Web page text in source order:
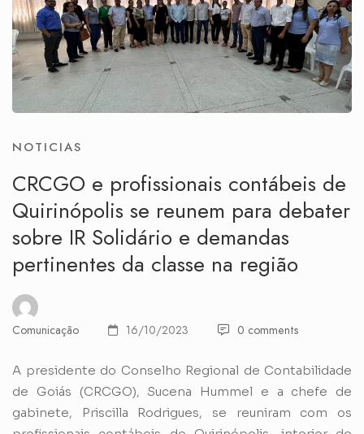
NOTICIAS
CRCGO e profissionais contábeis de
Quirinópolis se reunem para debater
sobre IR Solidário e demandas
pertinentes da classe na região
Comunicação 16/10/2023 0 comments
A presidente do Conselho Regional de Contabilidade
de Goiás (CRCGO), Sucena Hummel e a chefe de
gabinete, Priscilla Rodrigues, se reuniram com os